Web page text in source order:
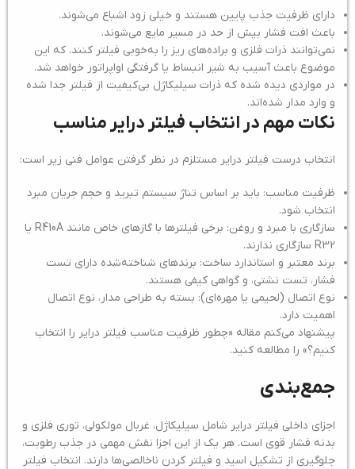
دارای ظرفیت جذب پایین هستند و خیلی زود اشباع می‌شوند.
باعث افت فشار بیش از حد در مسیر مایع می‌شوند.
نمی‌توانند ذرات فلزی و براده‌های ریز را به‌خوبی فیلتر کنند، که این
موضوع باعث آسیب به شیر انبساط یا گرفتگی اواپراتور خواهد شد.
در مواردی دیده شده که ذرات سیلیکاژل بی‌کیفیت از فیلتر جدا شده
و وارد مدار شده‌اند.
نکات مهم در انتخاب فیلتر درایر مناسب
انتخاب درست فیلتر درایر مستلزم در نظر گرفتن عوامل فنی زیر است:
ظرفیت مناسب: باید بر اساس تناژ سیستم تبرید و حجم جریان مبرد
انتخاب شود.
سازگاری با مبرد و روغن: برخی فیلترها با گازهای خاص مانند R410A یا
R32 سازگاری ندارند.
برند معتبر و استاندارد ساخت: برندهای شناخته‌شده دارای تست
فشار، تست نشتی، و گواهی کیفی هستند.
نوع اتصال (لحیمی یا مهره‌ای): بسته به طراحی مدار، نوع اتصال
اهمیت دارد.
پیشنهاد می‌کنم مقاله «چطور ظرفیت مناسب فیلتر درایر را انتخاب
کنیم؟» را مطالعه کنید.
جمع‌بندی
اجزای داخلی فیلتر درایر شامل سیلیکاژل، غربال مولکولی، توری فلزی و
بدنه فشار قوی است. هر یک از این اجزا نقش مهمی در جذب رطوبت،
جلوگیری از تشکیل اسید و فیلتر کردن ناخالصی‌ها دارند. انتخاب فیلتر